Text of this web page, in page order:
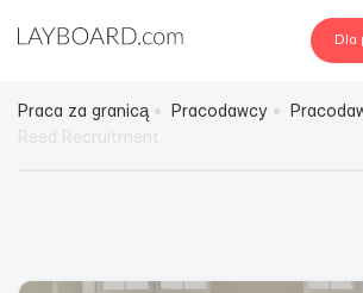
Dla
Praca za granicą Pracodawcy